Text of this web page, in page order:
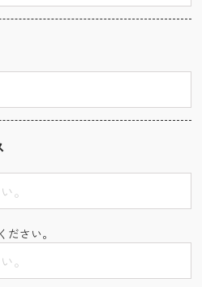
さい。